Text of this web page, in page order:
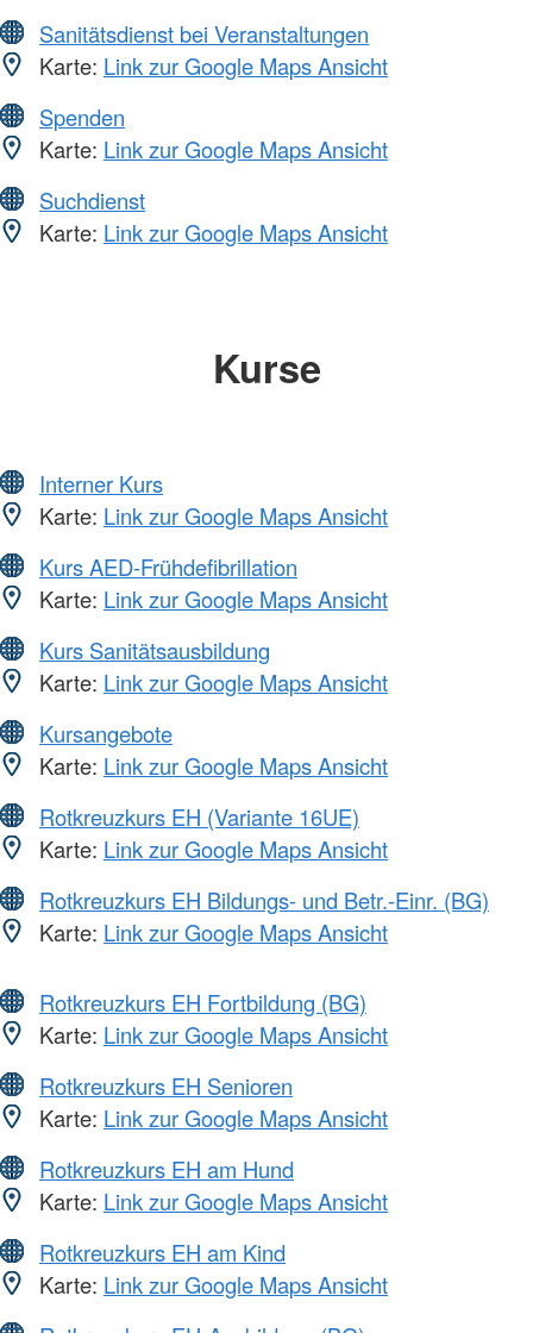
Sanitätsdienst bei Veranstaltungen
Karte: Link zur Google Maps Ansicht
Spenden
Karte: Link zur Google Maps Ansicht
Suchdienst
Karte: Link zur Google Maps Ansicht
Kurse
Interner Kurs
Karte: Link zur Google Maps Ansicht
Kurs AED-Frühdefibrillation
Karte: Link zur Google Maps Ansicht
Kurs Sanitätsausbildung
Karte: Link zur Google Maps Ansicht
Kursangebote
Karte: Link zur Google Maps Ansicht
Rotkreuzkurs EH (Variante 16UE)
Karte: Link zur Google Maps Ansicht
Rotkreuzkurs EH Bildungs- und Betr.-Einr. (BG)
Karte: Link zur Google Maps Ansicht
Rotkreuzkurs EH Fortbildung (BG)
Karte: Link zur Google Maps Ansicht
Rotkreuzkurs EH Senioren
Karte: Link zur Google Maps Ansicht
Rotkreuzkurs EH am Hund
Karte: Link zur Google Maps Ansicht
Rotkreuzkurs EH am Kind
Karte: Link zur Google Maps Ansicht